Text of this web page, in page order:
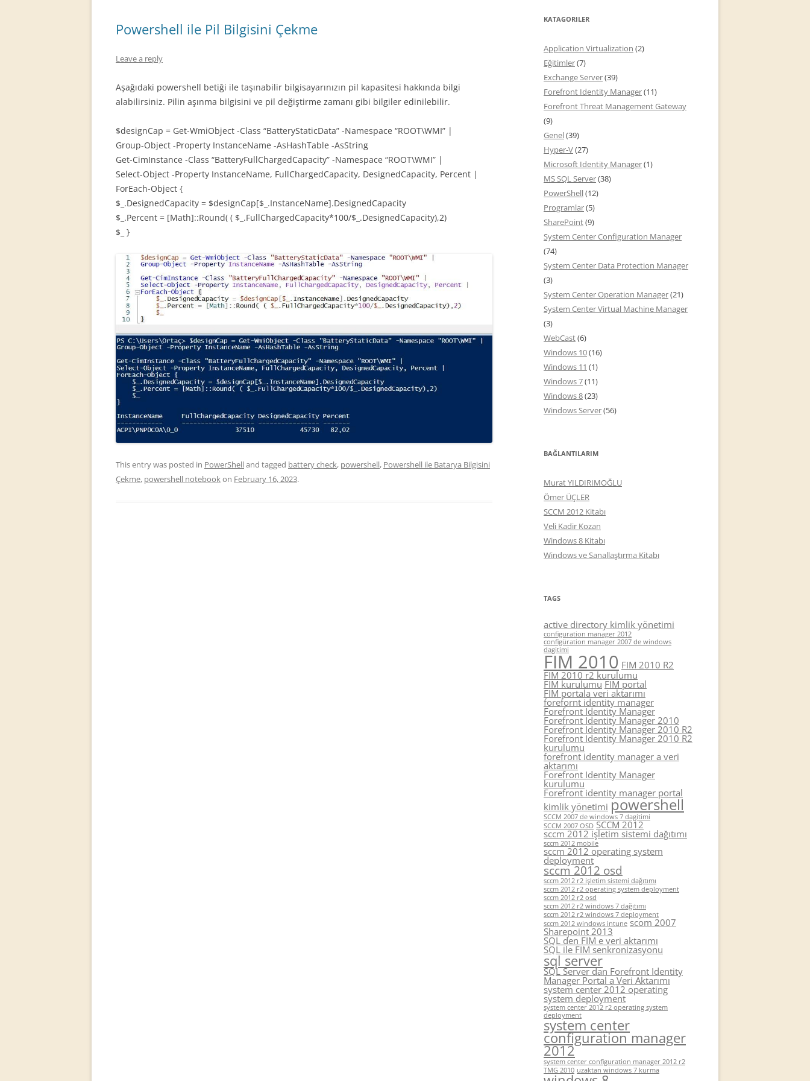
Powershell ile Pil Bilgisini Çekme
Leave a reply
Aşağıdaki powershell betiği ile taşınabilir bilgisayarınızın pil kapasitesi hakkında bilgi
alabilirsiniz. Pilin aşınma bilgisini ve pil değiştirme zamanı gibi bilgiler edinilebilir.
$designCap = Get-WmiObject -Class “BatteryStaticData” -Namespace “ROOT\WMI” |
Group-Object -Property InstanceName -AsHashTable -AsString
Get-CimInstance -Class “BatteryFullChargedCapacity” -Namespace “ROOT\WMI” |
Select-Object -Property InstanceName, FullChargedCapacity, DesignedCapacity, Percent |
ForEach-Object {
$_.DesignedCapacity = $designCap[$_.InstanceName].DesignedCapacity
$_.Percent = [Math]::Round( ( $_.FullChargedCapacity*100/$_.DesignedCapacity),2)
$_ }
This entry was posted in PowerShelland tagged battery check, powershell, Powershell ile Batarya Bilgisini
Çekme, powershell notebookon February 16, 2023.
KATAGORILER
Application Virtualization (2)
Eğitimler(7)
Exchange Server(39)
Forefront Identity Manager(11)
Forefront Threat Management Gateway
(9)
Genel(39)
Hyper-V(27)
Microsoft Identity Manager(1)
MS SQL Server(38)
PowerShell(12)
Programlar(5)
SharePoint(9)
System Center Configuration Manager
(74)
System Center Data Protection Manager
(3)
System Center Operation Manager(21)
System Center Virtual Machine Manager
(3)
WebCast(6)
Windows 10(16)
Windows 11 (1)
Windows 7(11)
Windows 8(23)
Windows Server(56)
BAĞLANTILARIM
Murat YILDIRIMOĞLU
Ömer ÜÇLER
SCCM 2012 Kitabı
Veli Kadir Kozan
Windows 8 Kitabı
Windows ve Sanallaştırma Kitabı
TAGS
active directory kimlik yönetimi
configuration manager 2012
configüration manager 2007 de windows
dagitimi
FIM 2010 FIM 2010 R2
FIM 2010 r2 kurulumu
FIM kurulumu FIM portal
FIM portala veri aktarımı
forefornt identity manager
Forefront Identity Manager
Forefront Identity Manager 2010
Forefront Identity Manager 2010 R2
Forefront Identity Manager 2010 R2
kurulumu
forefront identity manager a veri
aktarımı
Forefront Identity Manager
kurulumu
Forefront identity manager portal
kimlik yönetimi powershell
SCCM 2007 de windows 7 dagitimi
SCCM 2007 OSD SCCM 2012
sccm 2012 işletim sistemi dağıtımı
sccm 2012 mobile
sccm 2012 operating system
deployment
sccm 2012 osd
sccm 2012 r2 işletim sistemi dağıtımı
sccm 2012 r2 operating system deployment
sccm 2012 r2 osd
sccm 2012 r2 windows 7 dağıtımı
sccm 2012 r2 windows 7 deployment
sccm 2012 windows intune scom 2007
Sharepoint 2013
SQL den FIM e veri aktarımı
SQL ile FIM senkronizasyonu
sql server
SQL Server dan Forefront Identity
Manager Portal a Veri Aktarımı
system center 2012 operating
system deployment
system center 2012 r2 operating system
deployment
system center
configuration manager
2012
system center configuration manager 2012 r2
TMG 2010 uzaktan windows 7 kurma